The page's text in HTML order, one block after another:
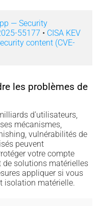
— Security
55177 • CISA KEV
content (CVE-
les problèmes de
d’utilisateurs,
mécanismes,
vulnérabilités de
peuvent
votre compte
de solutions matérielles
appliquer si vous
isolation matérielle.